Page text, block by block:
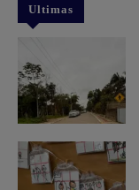
Ultimas